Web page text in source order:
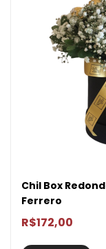
Chil Box
Ferrero
R$172,00